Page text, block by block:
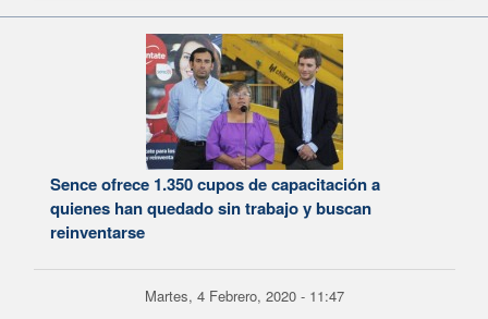
Sence ofrece 1.350 cupos de capacitación a
quienes han quedado sin trabajo y buscan
reinventarse
Martes, 4 Febrero, 2020 - 11:47